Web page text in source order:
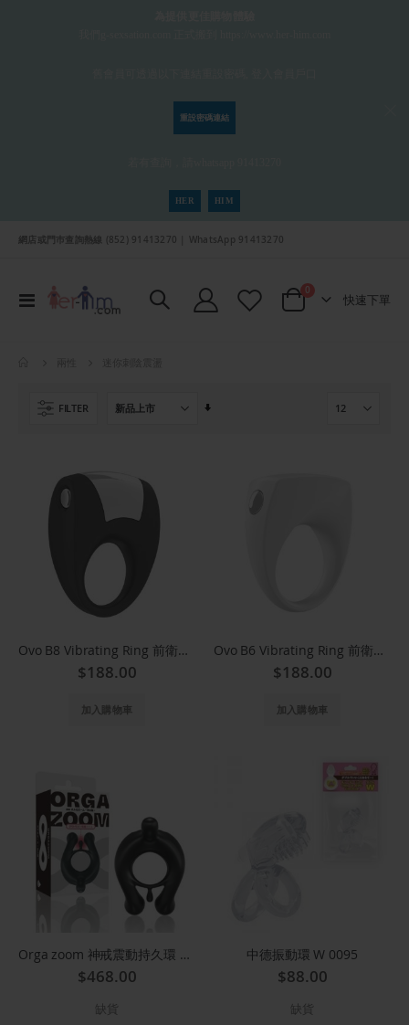
重設密碼連結
HER HIM
網店或門巿查詢熱線 (852) 91413270 | WhatsApp 91413270
切
Cart
0 項目
快速下單
FILTER
設
Ovo B8 Vibrating Ring 前衛時尚震動環(黑)
$188.00
加入購物車
Ovo B6 Vibrating Ring 前衛時尚震動環(白)
$188.00
加入購物車
Orga zoom 神戒震動持久環 7016
$468.00
缺貨
中德振動環 W 0095
$88.00
缺貨